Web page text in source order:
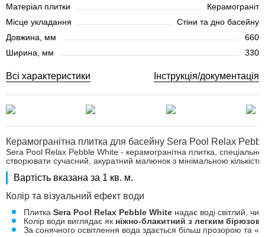
Матеріал плитки
Керамограніт
Місце укладання
Стіни та дно басейну
Довжина, мм
660
Ширина, мм
330
Всі характеристики Інструкція/документація
Керамогранітна плитка для басейну Sera Pool Relax
Sera Pool Relax Pebble White - керамогранітна плитка,
створювати сучасний, акуратний малюнок з мінімальною
Вартість вказана за 1 кв. м.
Колір та візуальний ефект води
Плитка Sera Pool Relax Pebble White надає воді світлий,
Колір води виглядає як ніжно-блакитний з легким
За сонячного освітлення вода здається більш прозорою та